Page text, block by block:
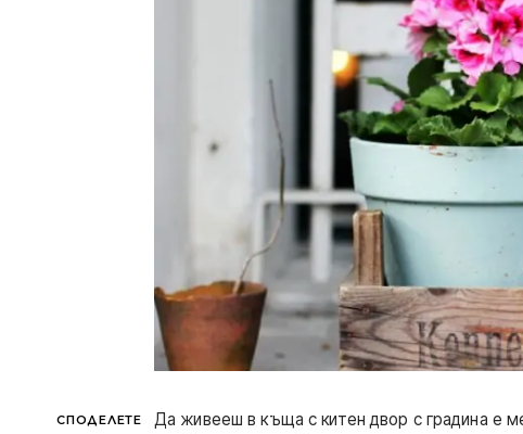
СПОДЕЛЕТЕ
Да живееш в къща с китен двор с градина е